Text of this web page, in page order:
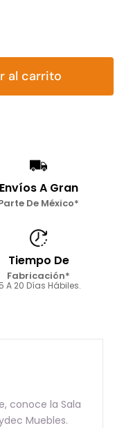
al carrito
Envíos A Gran
De México*
Tiempo De
Fabricación*
A 20 Días Hábiles.
conoce la Sala
Muebles.